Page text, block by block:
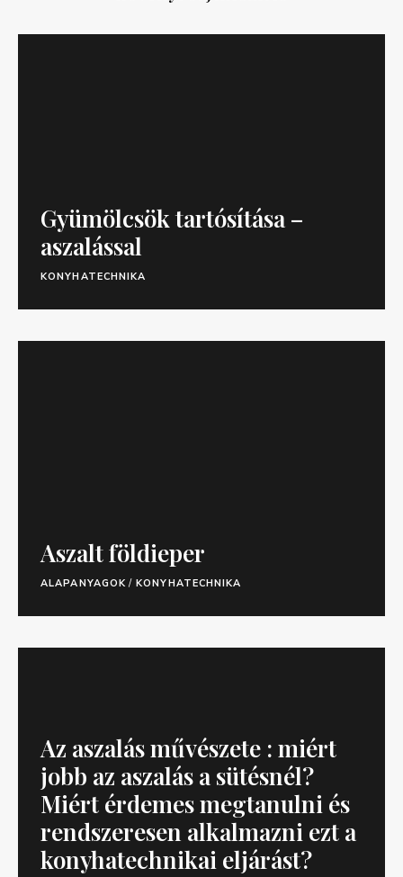
Gyümölcsök tartósítása –
aszalással
KONYHATECHNIKA
Aszalt földieper
ALAPANYAGOK / KONYHATECHNIKA
Az aszalás művészete : miért
jobb az aszalás a sütésnél?
Miért érdemes megtanulni és
rendszeresen alkalmazni ezt a
konyhatechnikai eljárást?